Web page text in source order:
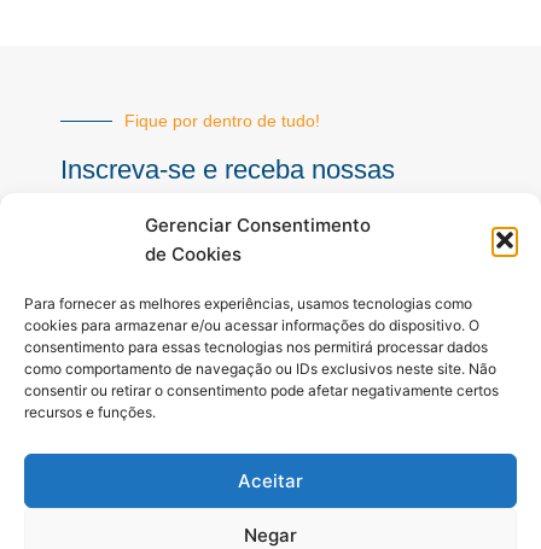
Gerenciar Consentimento
de Cookies
Para fornecer as melhores experiências, usamos tecnologias como
cookies para armazenar e/ou acessar informações do dispositivo. O
consentimento para essas tecnologias nos permitirá processar dados
como comportamento de navegação ou IDs exclusivos neste site. Não
consentir ou retirar o consentimento pode afetar negativamente certos
recursos e funções.
Aceitar
Negar
Fique por dentro de tudo!
Inscreva-se e receba nossas
mail
INSCREVER
a
I
n
s
o